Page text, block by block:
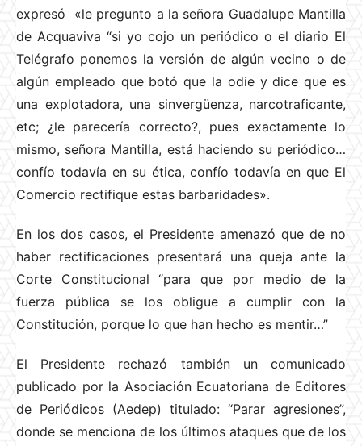
expresó «le pregunto a la señora Guadalupe Mantilla
de Acquaviva “si yo cojo un periódico o el diario El
Telégrafo ponemos la versión de algún vecino o de
algún empleado que botó que la odie y dice que es
una explotadora, una sinvergüenza, narcotraficante,
etc; ¿le parecería correcto?, pues exactamente lo
mismo, señora Mantilla, está haciendo su periódico…
confío todavía en su ética, confío todavía en que El
Comercio rectifique estas barbaridades».
En los dos casos, el Presidente amenazó que de no
haber rectificaciones presentará una queja ante la
Corte Constitucional “para que por medio de la
fuerza pública se los obligue a cumplir con la
Constitución, porque lo que han hecho es mentir…”
El Presidente rechazó también un comunicado
publicado por la Asociación Ecuatoriana de Editores
de Periódicos (Aedep) titulado: “Parar agresiones”,
donde se menciona de los últimos ataques que de los